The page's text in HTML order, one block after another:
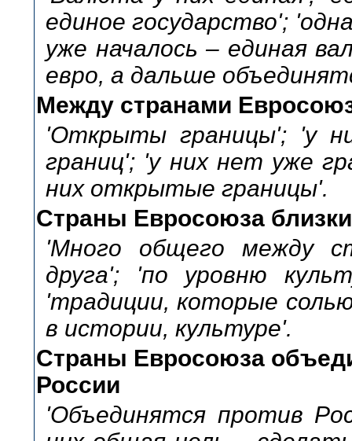
единое государство';
уже началось – единая
евро, а дальше
Между странами
'Открыты границы'; 'у
границ'; 'у них нет уже
них открытые границы'.
Страны Евросоюза
'Много общего между
друга'; 'по уровню
'традиции, которые
в истории, культуре'.
Страны Евросоюза
России
'Объединятся против